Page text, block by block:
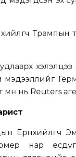
хэлэлцээ
мэдээллийг
өмнө нь Reuters
Ерөнхийлөгч
нар